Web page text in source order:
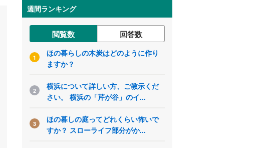
週間ランキング
閲覧数 回答数
1
ほの暮らしの木炭はどのように作り
ますか？
2
横浜について詳しい方、ご教示くだ
さい。 横浜の「芹が谷」のイ...
3
ほの暮しの庭ってどれくらい怖いで
すか？ スローライフ部分がか...